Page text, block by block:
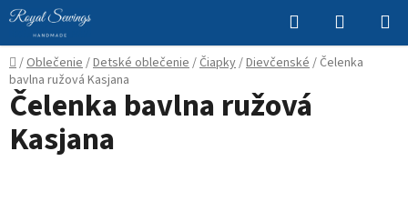
Prejsť
na
obsah
Hľadať
KOŠÍK
Domov
/Oblečenie/Detské oblečenie/Čiapky/Dievčenské/ Čelenka
bavlna ružová Kasjana
Čelenka bavlna ružová
Kasjana